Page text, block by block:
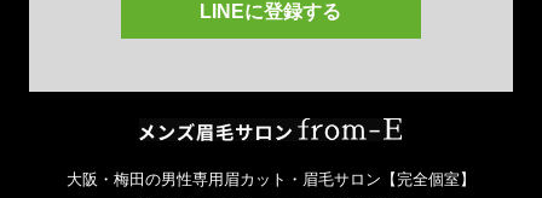
LINEに登録する
大阪・梅田の男性専用眉カット・眉毛サロン【完全個室】